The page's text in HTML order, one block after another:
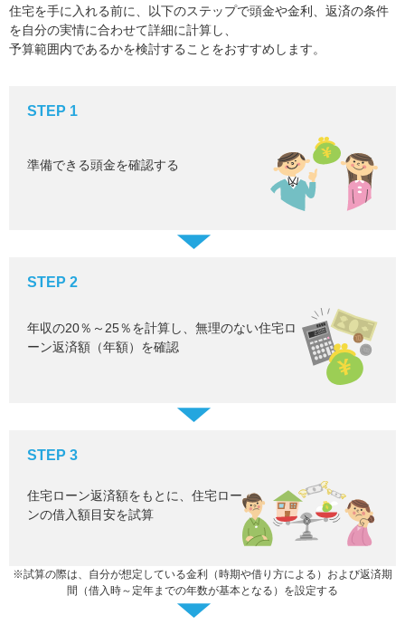
住宅を手に入れる前に、以下のステップで頭金や金利、返済の条件
を自分の実情に合わせて詳細に計算し、
予算範囲内であるかを検討することをおすすめします。
STEP 1
準備できる頭金を確認する
STEP 2
年収の20％～25％を計算し、無理のない住宅ロ
ーン返済額（年額）を確認
STEP 3
住宅ローン返済額をもとに、住宅ロー
ンの借入額目安を試算
※試算の際は、自分が想定している金利（時期や借り方による）および返済期
間（借入時～定年までの年数が基本となる）を設定する